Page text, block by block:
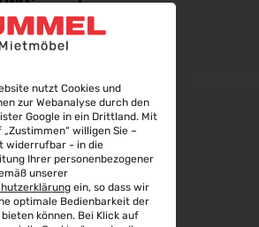
nutzt Cookies und
zur Webanalyse durch den
Google in ein Drittland. Mit
„Zustimmen“ willigen Sie –
widerrufbar - in die
Ihrer personenbezogener
unserer
ein, so dass wir
optimale Bedienbarkeit der
können. Bei Klick auf